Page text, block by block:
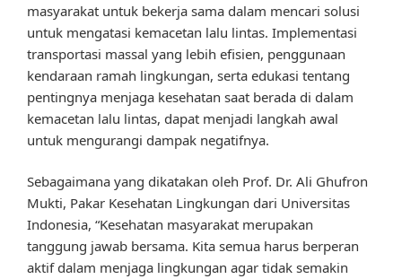
masyarakat untuk bekerja sama dalam mencari solusi
untuk mengatasi kemacetan lalu lintas. Implementasi
transportasi massal yang lebih efisien, penggunaan
kendaraan ramah lingkungan, serta edukasi tentang
pentingnya menjaga kesehatan saat berada di dalam
kemacetan lalu lintas, dapat menjadi langkah awal
untuk mengurangi dampak negatifnya.
Sebagaimana yang dikatakan oleh Prof. Dr. Ali Ghufron
Mukti, Pakar Kesehatan Lingkungan dari Universitas
Indonesia, “Kesehatan masyarakat merupakan
tanggung jawab bersama. Kita semua harus berperan
aktif dalam menjaga lingkungan agar tidak semakin